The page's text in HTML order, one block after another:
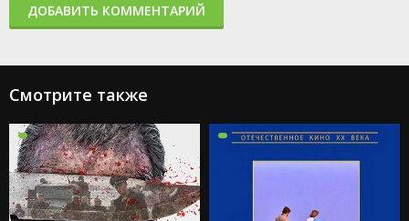
ДОБАВИТЬ КОММЕНТАРИЙ
Смотрите также